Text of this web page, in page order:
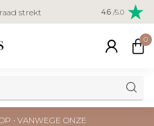
strekt Veilig
creditcard
4.6 /5.0
0
• VANWEGE ONZE